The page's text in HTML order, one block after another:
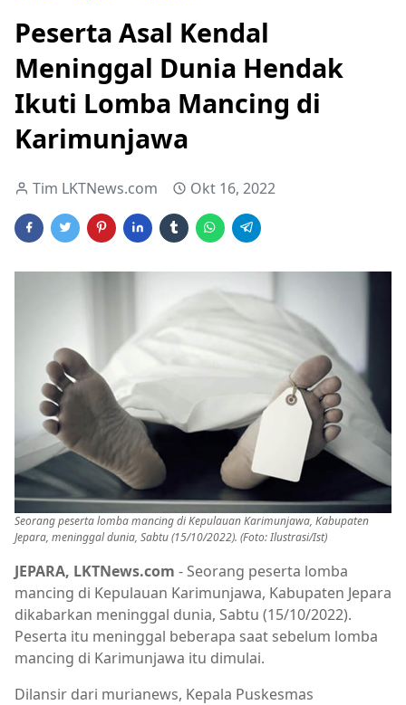
Peserta Asal Kendal
Meninggal Dunia Hendak
Ikuti Lomba Mancing di
Karimunjawa
Tim LKTNews.com Okt 16, 2022
Seorang peserta lomba mancing di Kepulauan Karimunjawa, Kabupaten
Jepara, meninggal dunia, Sabtu (15/10/2022). (Foto: Ilustrasi/Ist)
JEPARA, LKTNews.com - Seorang peserta lomba
mancing di Kepulauan Karimunjawa, Kabupaten Jepara
dikabarkan meninggal dunia, Sabtu (15/10/2022).
Peserta itu meninggal beberapa saat sebelum lomba
mancing di Karimunjawa itu dimulai.
Dilansir dari murianews, Kepala Puskesmas